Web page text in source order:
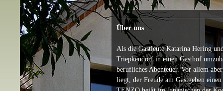
Über uns
Als die Gastleute Katarina Hering
Triepkendorf in einen Gasthof
berufliches Abenteuer. Vor allem
liegt, der Freude am Gastgeben